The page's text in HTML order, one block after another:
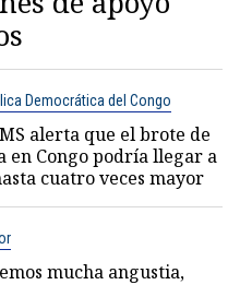
Democrática del Congo
alerta que el brote de
en Congo podría llegar a
cuatro veces mayor
mucha angustia,